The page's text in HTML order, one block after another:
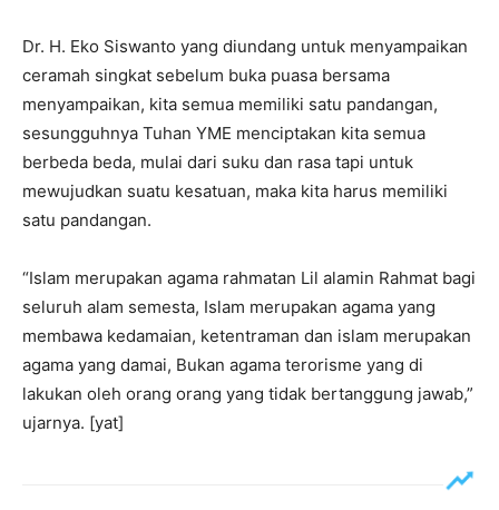
Dr. H. Eko Siswanto yang diundang untuk menyampaikan
ceramah singkat sebelum buka puasa bersama
menyampaikan, kita semua memiliki satu pandangan,
sesungguhnya Tuhan YME menciptakan kita semua
berbeda beda, mulai dari suku dan rasa tapi untuk
mewujudkan suatu kesatuan, maka kita harus memiliki
satu pandangan.
“Islam merupakan agama rahmatan Lil alamin Rahmat bagi
seluruh alam semesta, Islam merupakan agama yang
membawa kedamaian, ketentraman dan islam merupakan
agama yang damai, Bukan agama terorisme yang di
lakukan oleh orang orang yang tidak bertanggung jawab,”
ujarnya. [yat]